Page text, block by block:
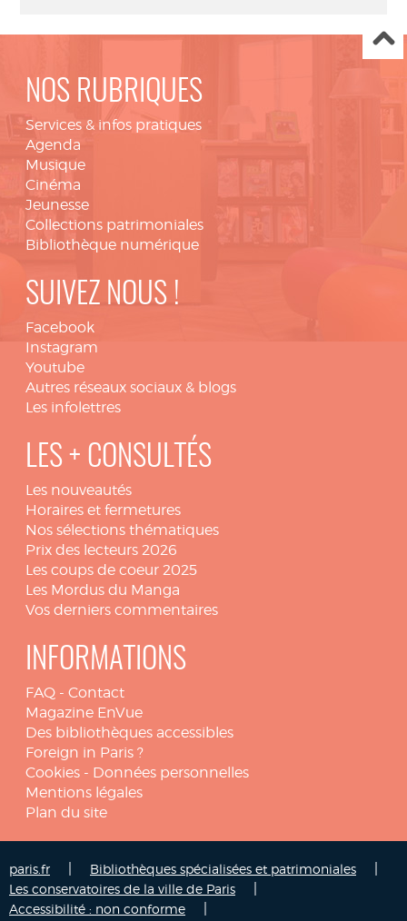
NOS RUBRIQUES
Services & infos pratiques
Agenda
Musique
Cinéma
Jeunesse
Collections patrimoniales
Bibliothèque numérique
SUIVEZ NOUS !
Facebook
Instagram
Youtube
Autres réseaux sociaux & blogs
Les infolettres
LES + CONSULTÉS
Les nouveautés
Horaires et fermetures
Nos sélections thématiques
Prix des lecteurs 2026
Les coups de coeur 2025
Les Mordus du Manga
Vos derniers commentaires
INFORMATIONS
FAQ - Contact
Magazine EnVue
Des bibliothèques accessibles
Foreign in Paris ?
Cookies - Données personnelles
Mentions légales
Plan du site
paris.fr Bibliothèques spécialisées et patrimoniales
Les conservatoires de la ville de Paris
Accessibilité : non conforme